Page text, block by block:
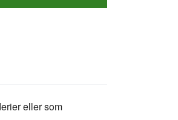
eller som